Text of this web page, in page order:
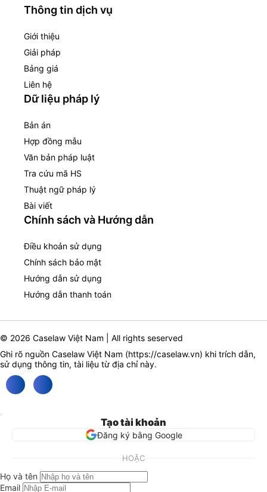
Thông tin dịch vụ
Giới thiệu
Giải pháp
Bảng giá
Liên hệ
Dữ liệu pháp lý
Bản án
Hợp đồng mẫu
Văn bản pháp luật
Tra cứu mã HS
Thuật ngữ pháp lý
Bài viết
Chính sách và Hướng dẫn
Điều khoản sử dụng
Chính sách bảo mật
Hướng dẫn sử dụng
Hướng dẫn thanh toán
© 2026 Caselaw Việt Nam | All rights seserved
Ghi rõ nguồn Caselaw Việt Nam (https://caselaw.vn) khi trích dẫn,
sử dụng thông tin, tài liệu từ địa chỉ này.
Tạo tài khoản
Đăng ký bằng Google
HOẶC
Họ và tên
Email